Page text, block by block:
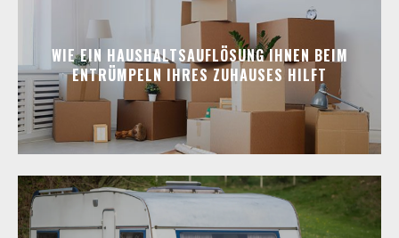
WIE EIN HAUSHALTSAUFLÖSUNG IHNEN BEIM
ENTRÜMPELN IHRES ZUHAUSES HILFT